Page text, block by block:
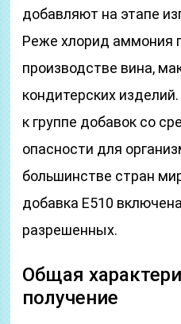
добавляют на этапе
Реже хлорид аммония
производстве вина,
кондитерских
к группе добавок со
опасности для
большинстве стран
добавка Е510
разрешенных.
Общая
получение